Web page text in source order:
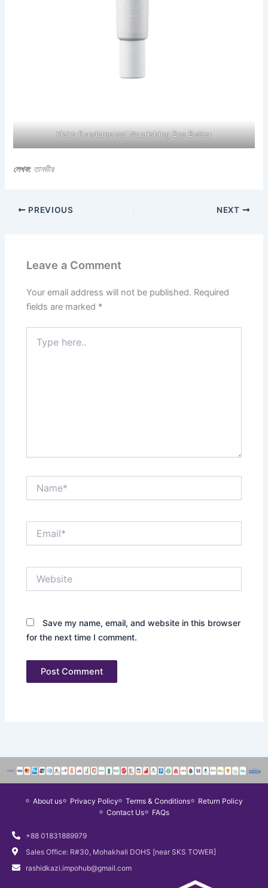
Klairs Fundamental Nourishing Eye Butter
লেখক: তানভীর
PREVIOUS NEXT
Leave a Comment
Your email address will not be published. Required
fields are marked *
here..
Save my name, email, and website in this browser
for the next time I comment.
About us Privacy Policy Terms & Conditions
Return Policy
Contact Us
FAQs
+88 01831889979
Sales Office: R#30, Mohakhali DOHS [near SKS TOWER]
rashidkazi.impohub@gmail.com